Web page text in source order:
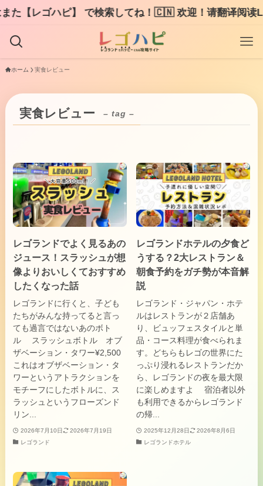
た【レゴハピ】 で検索してね！🇨🇳 欢迎！请翻译阅读
ホーム 実食レビュー
実食レビュー – tag –
レゴランドでよく見るあの
ジュース！スラッシュが想
像よりおいしくておすすめ
したくなった話
レゴランドに行くと、子ども
たちがみんな持ってると言っ
ても過言ではないあのボト
ル スラッシュボトル オブ
ザベーション・タワー¥2,500
これはオブザベーション・タ
ワーというアトラクションを
モチーフにしたボトルに、ス
ラッシュというフローズンド
リン...
2026年7月10日
2026年7月19日
レゴランド
レゴランドホテルの夕食ど
うする？2大レストラン＆
朝食予約をガチ勢が本音解
説
レゴランド・ジャパン・ホテ
ルはレストランが２店舗あ
り、ビュッフェスタイルと単
品・コース料理が食べられま
す。どちらもレゴの世界にた
っぷり浸れるレストランだか
ら、レゴランドの夜を最大限
に楽しめますよ 宿泊者以外
も利用できるからレゴランド
の帰...
2025年12月28日
2026年8月6日
レゴランドホテル